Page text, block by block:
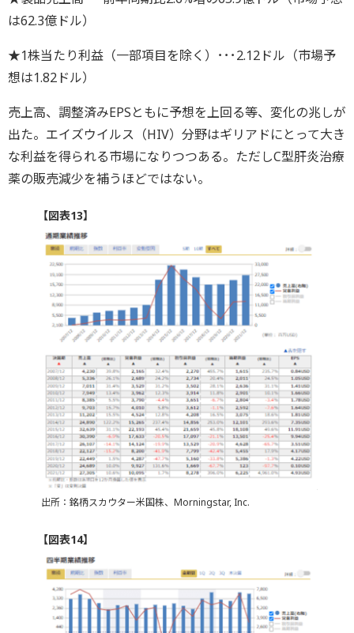
は62.3億ドル）
★1株当たり利益（一部項目を除く）･･･2.12ドル（市場予
想は1.82ドル）
売上高、調整済みEPSともに予想を上回る等、変化の兆しが
出た。エイズウイルス（HIV）分野はギリアドにとって大き
な利益を得られる市場になりつつある。ただしC型肝炎治療
薬の販売減少を補うほどではない。
【図表13】
出所：銘柄スカウター米国株、Morningstar, Inc.
【図表14】